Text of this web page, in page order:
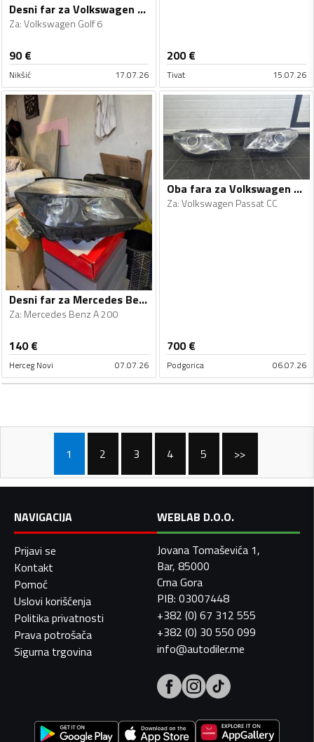
Desni far za Volkswagen - Golf 6 - 2010
Za:Volkswagen Golf 6
90€
Nikšić 17.07.26
200€
Tivat 15.07.26
Desni far za Mercedes Benz - A 200 - 2012-2015
Za: Mercedes Benz A 200
140€
Herceg Novi 07.07.26
Oba fara za Volkswagen - Passat CC - 2010
Za:Volkswagen Passat CC
700€
Podgorica 06.07.26
1 2 3 4 5 >>
NAVIGACIJA
Prijavi se
Kontakt
Pomoć
Uslovi korišćenja
Politika privatnosti
Prava potrošača
Sigurna trgovina
WEBLAB D.O.O.
Jovana Tomaševića 1,
Bar, 85000
Crna Gora
PIB: 03007448
+382 (0) 67 312 555
+382 (0) 30 550 099
info@autodiler.me